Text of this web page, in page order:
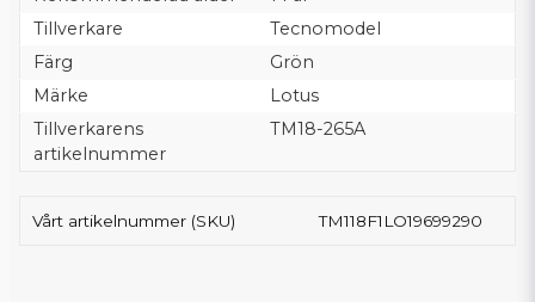
Tillverkare
Tecnomodel
Färg
Grön
Märke
Lotus
Tillverkarens
artikelnummer
TM18-265A
Vårt artikelnummer (SKU) TM118F1LO19699290